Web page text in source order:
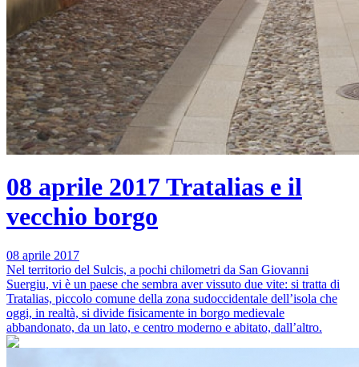
08 aprile 2017Tratalias e il
vecchio borgo
08 aprile 2017
Nel territorio del Sulcis, a pochi chilometri da San Giovanni
Suergiu, vi è un paese che sembra aver vissuto due vite: si tratta di
Tratalias, piccolo comune della zona sudoccidentale dell’isola che
oggi, in realtà, si divide fisicamente in borgo medievale
abbandonato, da un lato, e centro moderno e abitato, dall’altro.